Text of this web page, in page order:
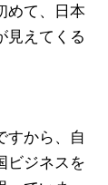
めて、日本
見えてくる
すから、自
ビジネスを